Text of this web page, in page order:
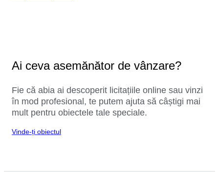
Ai ceva asemănător de vânzare?
Fie că abia ai descoperit licitațiile online sau vinzi
în mod profesional, te putem ajuta să câștigi mai
mult pentru obiectele tale speciale.
Vinde-ți obiectul